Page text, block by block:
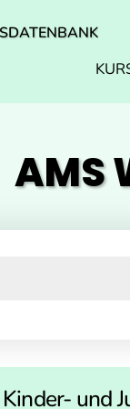
AMS
und